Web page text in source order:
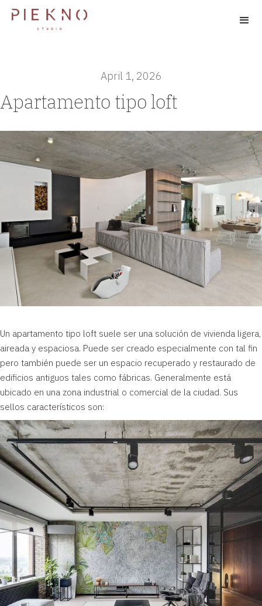
April 1, 2026
Apartamento tipo loft
Un apartamento tipo loft suele ser una solución de vivienda ligera,
aireada y espaciosa. Puede ser creado especialmente con tal fin
pero también puede ser un espacio recuperado y restaurado de
edificios antiguos tales como fábricas. Generalmente está
ubicado en una zona industrial o comercial de la ciudad. Sus
sellos característicos son: